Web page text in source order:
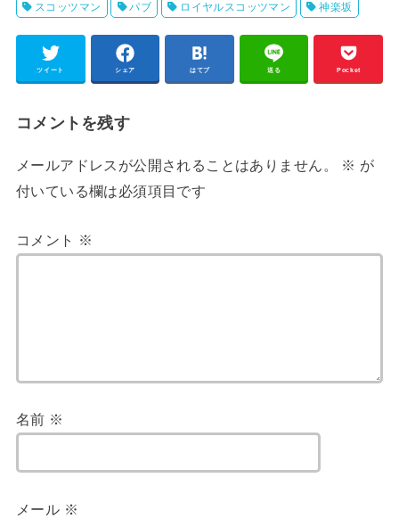
スコッツマン パブ ロイヤルスコッツマン 神楽坂
ツイート シェア はてブ 送る Pocket
コメントを残す
メールアドレスが公開されることはありません。 ※ が
付いている欄は必須項目です
コメント ※
名前 ※
メール ※